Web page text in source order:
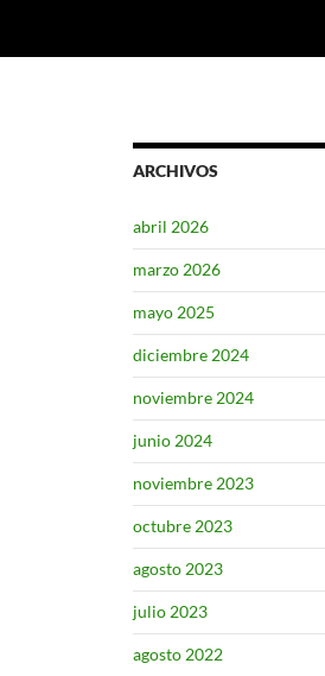
ARCHIVOS
abril 2026
marzo 2026
mayo 2025
diciembre 2024
noviembre 2024
junio 2024
noviembre 2023
octubre 2023
agosto 2023
julio 2023
agosto 2022